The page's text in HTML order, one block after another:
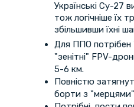
Українські Су-27
тож логічніше їх
збільшивши їхні
Для ППО потрібен
"зенітні" FPV-
5-6 км.
Повністю
борти з